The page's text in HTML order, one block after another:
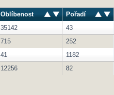
Oblíbenost
Pořadí
35142
43
715
252
41
1182
12256 82